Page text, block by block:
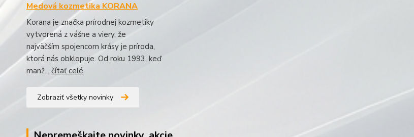
Medová kozmetika KORANA
Korana je značka prírodnej kozmetiky
vytvorená z vášne a viery, že
najväčším spojencom krásy je príroda,
ktorá nás obklopuje. Od roku 1993, keď
manž... čítať celé
Zobraziť všetky novinky